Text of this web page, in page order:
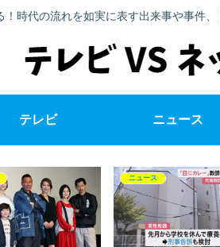
！時代の流れを如実に表す出来事や事件
テレビ ニュース
ネット テレ